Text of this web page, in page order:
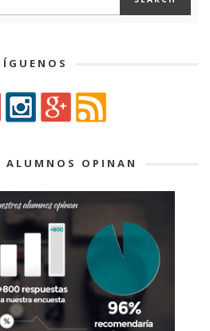
ALUMNOS OPINAN